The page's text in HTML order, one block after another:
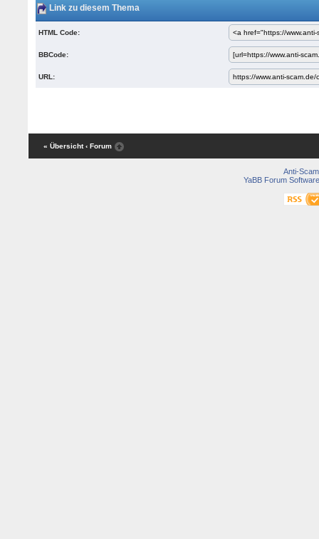
Link zu diesem Thema
HTML Code:
BBCode:
URL:
« Übersicht ‹ Forum
Anti-Scam
YaBB Forum Software